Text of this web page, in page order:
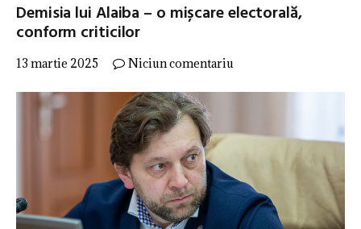
Demisia lui Alaiba – o mișcare electorală,
conform criticilor
13 martie 2025 Niciun comentariu